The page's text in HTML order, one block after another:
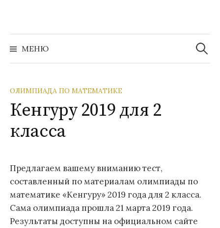
содержимому
МЕНЮ
Найти:
ОЛИМПИАДА ПО МАТЕМАТИКЕ
Кенгуру 2019 для 2
класса
Предлагаем вашему вниманию тест,
составленный по материалам олимпиады по
математике «Кенгуру» 2019 года для 2 класса.
Сама олимпиада прошла 21 марта 2019 года.
Результаты доступны на официальном сайте